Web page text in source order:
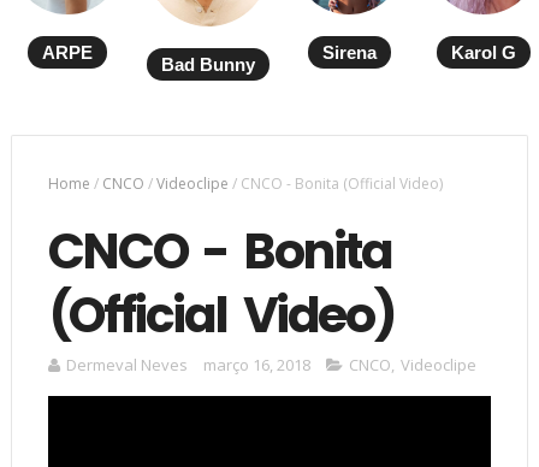
ARPE
Bad Bunny
Sirena Karol G
Home / CNCO /Videoclipe / CNCO - Bonita (Official Video)
CNCO - Bonita
(Official Video)
Dermeval Neves março 16, 2018 CNCO, Videoclipe